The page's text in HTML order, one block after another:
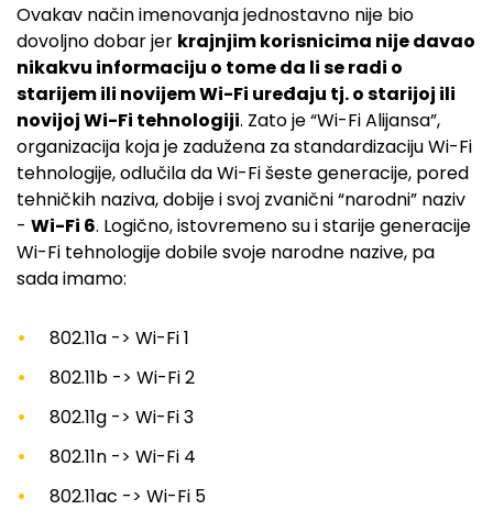
Ovakav način imenovanja jednostavno nije bio
dovoljno dobar jer krajnjim korisnicima nije davao
nikakvu informaciju o tome da li se radi o
starijem ili novijem Wi-Fi uređaju tj. o starijoj ili
novijoj Wi-Fi tehnologiji. Zato je “Wi-Fi Alijansa”,
organizacija koja je zadužena za standardizaciju Wi-Fi
tehnologije, odlučila da Wi-Fi šeste generacije, pored
tehničkih naziva, dobije i svoj zvanični “narodni” naziv
- Wi-Fi 6. Logično, istovremeno su i starije generacije
Wi-Fi tehnologije dobile svoje narodne nazive, pa
sada imamo:
802.11a -> Wi-Fi 1
802.11b -> Wi-Fi 2
802.11g -> Wi-Fi 3
802.11n -> Wi-Fi 4
802.11ac -> Wi-Fi 5